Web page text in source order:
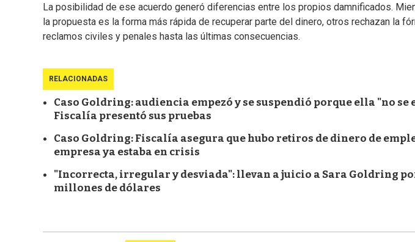
La posibilidad de ese acuerdo generó diferencias entre los propios damnificados.
la propuesta es la forma más rápida de recuperar parte del dinero, otros rechazan la
reclamos civiles y penales hasta las últimas consecuencias.
RELACIONADAS
Caso Goldring: audiencia empezó y se suspendió porque ella "no se
Fiscalía presentó sus pruebas
Caso Goldring: Fiscalía asegura que hubo retiros de dinero de
empresa ya estaba en crisis
"Incorrecta, irregular y desviada": llevan a juicio a Sara Goldring
millones de dólares